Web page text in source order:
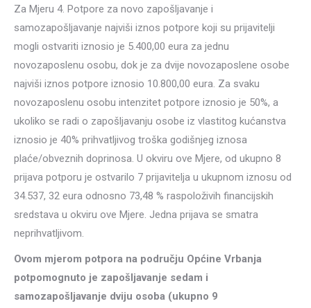
Za Mjeru 4. Potpore za novo zapošljavanje i
samozapošljavanje najviši iznos potpore koji su prijavitelji
mogli ostvariti iznosio je 5.400,00 eura za jednu
novozaposlenu osobu, dok je za dvije novozaposlene osobe
najviši iznos potpore iznosio 10.800,00 eura. Za svaku
novozaposlenu osobu intenzitet potpore iznosio je 50%, a
ukoliko se radi o zapošljavanju osobe iz vlastitog kućanstva
iznosio je 40% prihvatljivog troška godišnjeg iznosa
plaće/obveznih doprinosa. U okviru ove Mjere, od ukupno 8
prijava potporu je ostvarilo 7 prijavitelja u ukupnom iznosu od
34.537, 32 eura odnosno 73,48 % raspoloživih financijskih
sredstava u okviru ove Mjere. Jedna prijava se smatra
neprihvatljivom.
Ovom mjerom potpora na području Općine Vrbanja
potpomognuto je zapošljavanje sedam i
samozapošljavanje dviju osoba (ukupno 9